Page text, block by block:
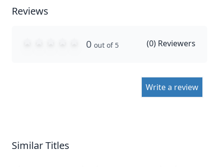
Reviews
0 out of 5 (0) Reviewers
Write a review
Similar Titles